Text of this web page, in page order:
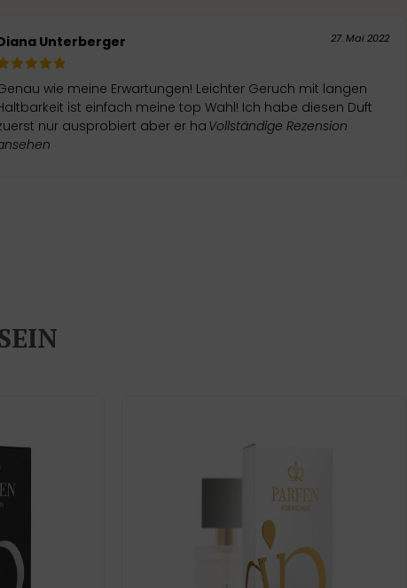
Unterberger 27. Mai 2022
wie meine Erwartungen! Leichter Geruch mit langen
ist einfach meine top Wahl! Ich habe diesen Duft
nur ausprobiert aber er ha Vollständige Rezension